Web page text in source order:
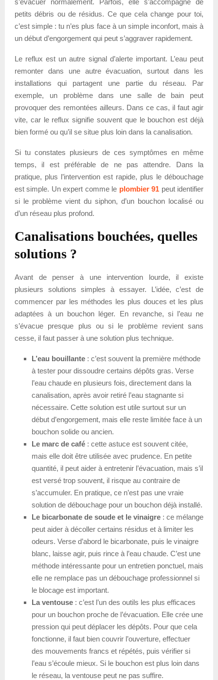
petits débris ou de résidus. Ce que cela change pour toi,
c’est simple : tu n’es plus face à un simple inconfort, mais à
un début d’engorgement qui peut s’aggraver rapidement.
Le reflux est un autre signal d’alerte important. L’eau peut
remonter dans une autre évacuation, surtout dans les
installations qui partagent une partie du réseau. Par
exemple, un problème dans une salle de bain peut
provoquer des remontées ailleurs. Dans ce cas, il faut agir
vite, car le reflux signifie souvent que le bouchon est déjà
bien formé ou qu’il se situe plus loin dans la canalisation.
Si tu constates plusieurs de ces symptômes en même
temps, il est préférable de ne pas attendre. Dans la
pratique, plus l’intervention est rapide, plus le débouchage
est simple. Un expert comme le plombier 91 peut identifier
si le problème vient du siphon, d’un bouchon localisé ou
d’un réseau plus profond.
Canalisations bouchées, quelles
solutions ?
Avant de penser à une intervention lourde, il existe
plusieurs solutions simples à essayer. L’idée, c’est de
commencer par les méthodes les plus douces et les plus
adaptées à un bouchon léger. En revanche, si l’eau ne
s’évacue presque plus ou si le problème revient sans
cesse, il faut passer à une solution plus technique.
L’eau bouillante : c’est souvent la première méthode
à tester pour dissoudre certains dépôts gras. Verse
l’eau chaude en plusieurs fois, directement dans la
canalisation, après avoir retiré l’eau stagnante si
nécessaire. Cette solution est utile surtout sur un
début d’engorgement, mais elle reste limitée face à un
bouchon solide ou ancien.
Le marc de café : cette astuce est souvent citée,
mais elle doit être utilisée avec prudence. En petite
quantité, il peut aider à entretenir l’évacuation, mais s’il
est versé trop souvent, il risque au contraire de
s’accumuler. En pratique, ce n’est pas une vraie
solution de débouchage pour un bouchon déjà installé.
Le bicarbonate de soude et le vinaigre : ce mélange
peut aider à décoller certains résidus et à limiter les
odeurs. Verse d’abord le bicarbonate, puis le vinaigre
blanc, laisse agir, puis rince à l’eau chaude. C’est une
méthode intéressante pour un entretien ponctuel, mais
elle ne remplace pas un débouchage professionnel si
le blocage est important.
La ventouse : c’est l’un des outils les plus efficaces
pour un bouchon proche de l’évacuation. Elle crée une
pression qui peut déplacer les dépôts. Pour que cela
fonctionne, il faut bien couvrir l’ouverture, effectuer
des mouvements francs et répétés, puis vérifier si
l’eau s’écoule mieux. Si le bouchon est plus loin dans
le réseau, la ventouse peut ne pas suffire.